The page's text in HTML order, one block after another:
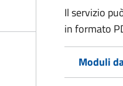
Il servizio
in formato
Moduli